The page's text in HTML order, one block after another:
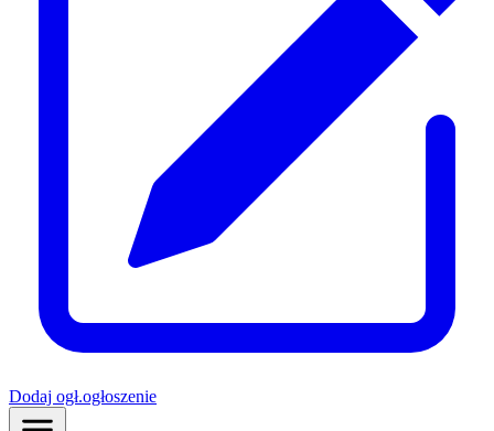
Dodaj ogł.ogłoszenie